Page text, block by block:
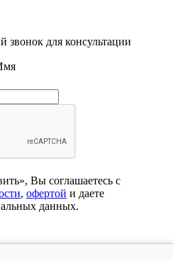
звонок для консультации
Вы соглашаетесь с
, офертой и даете
данных.